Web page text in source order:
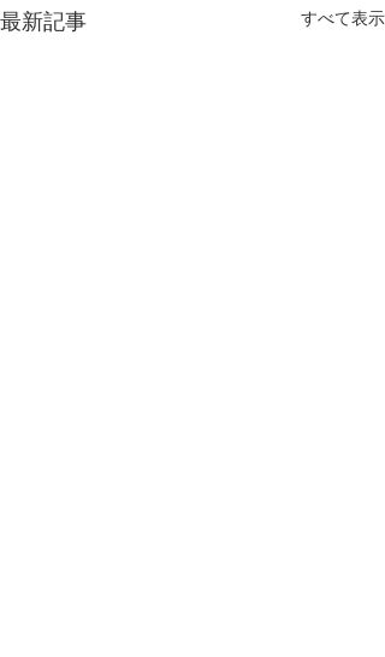
最新記事 すべて表示